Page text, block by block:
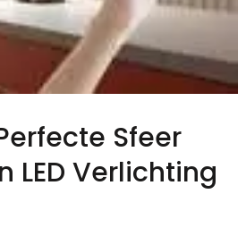
Sfeer
LED Verlichting